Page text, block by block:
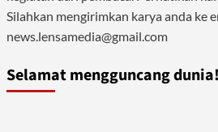
Silahkan mengirimkan karya anda ke
news.lensamedia@gmail.com
Selamat mengguncang dunia!